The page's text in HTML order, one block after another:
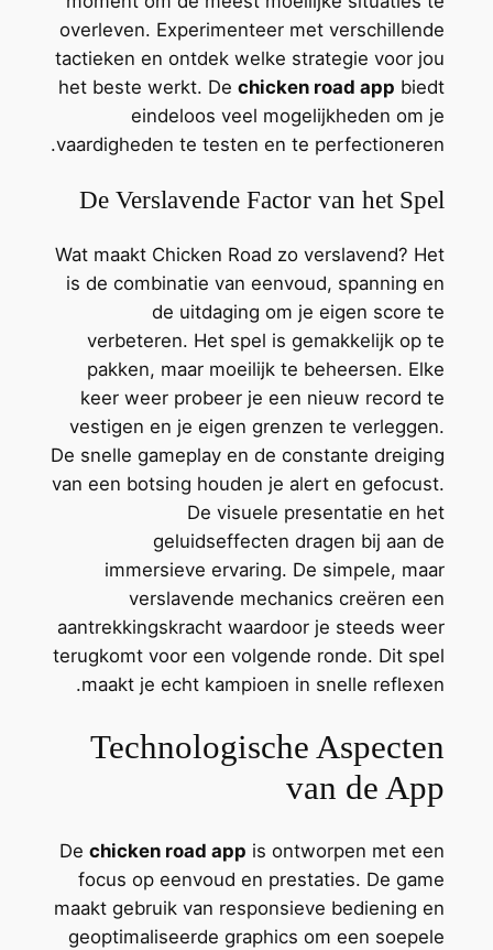
overleven. Experimenteer met verschillende
tactieken en ontdek welke strategie voor jou
het beste werkt. Dechicken road app biedt
eindeloos veel mogelijkheden om je
vaardigheden te testen en te perfectioneren.
De Verslavende Factor van het Spel
Wat maakt Chicken Road zo verslavend? Het
is de combinatie van eenvoud, spanning en
de uitdaging om je eigen score te
verbeteren. Het spel is gemakkelijk op te
pakken, maar moeilijk te beheersen. Elke
keer weer probeer je een nieuw record te
vestigen en je eigen grenzen te verleggen.
De snelle gameplay en de constante dreiging
van een botsing houden je alert en gefocust.
De visuele presentatie en het
geluidseffecten dragen bij aan de
immersieve ervaring. De simpele, maar
verslavende mechanics creëren een
aantrekkingskracht waardoor je steeds weer
terugkomt voor een volgende ronde. Dit spel
maakt je echt kampioen in snelle reflexen.
Technologische Aspecten
van de App
Dechicken road app is ontworpen met een
focus op eenvoud en prestaties. De game
maakt gebruik van responsieve bediening en
geoptimaliseerde graphics om een soepele